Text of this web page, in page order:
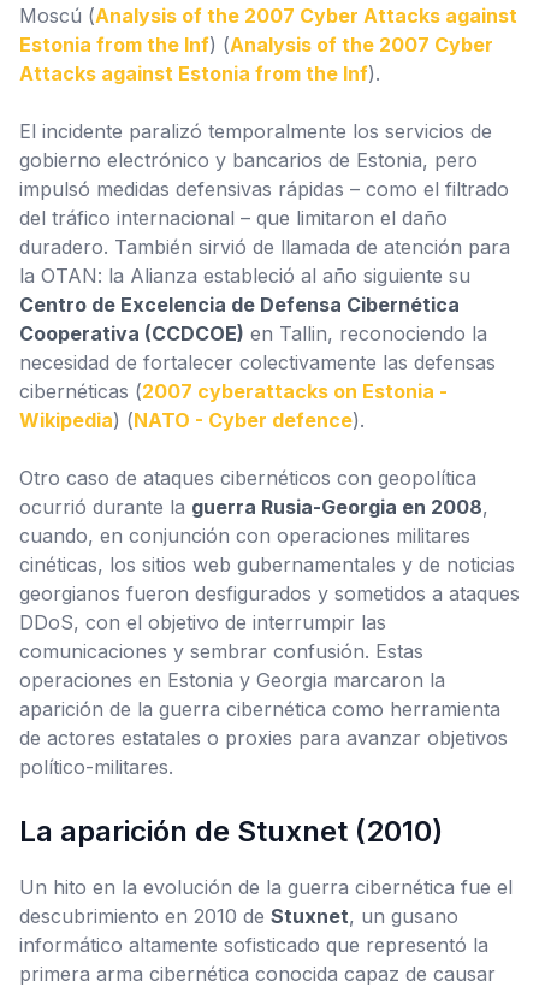
Moscú (Analysis of the 2007 Cyber Attacks against
Estonia from the Inf) (Analysis of the 2007 Cyber
Attacks against Estonia from the Inf).
El incidente paralizó temporalmente los servicios de
gobierno electrónico y bancarios de Estonia, pero
impulsó medidas defensivas rápidas – como el filtrado
del tráfico internacional – que limitaron el daño
duradero. También sirvió de llamada de atención para
la OTAN: la Alianza estableció al año siguiente su
Centro de Excelencia de Defensa Cibernética
Cooperativa (CCDCOE) en Tallin, reconociendo la
necesidad de fortalecer colectivamente las defensas
cibernéticas (2007 cyberattacks on Estonia -
Wikipedia) (NATO - Cyber defence).
Otro caso de ataques cibernéticos con geopolítica
ocurrió durante la guerra Rusia-Georgia en 2008,
cuando, en conjunción con operaciones militares
cinéticas, los sitios web gubernamentales y de noticias
georgianos fueron desfigurados y sometidos a ataques
DDoS, con el objetivo de interrumpir las
comunicaciones y sembrar confusión. Estas
operaciones en Estonia y Georgia marcaron la
aparición de la guerra cibernética como herramienta
de actores estatales o proxies para avanzar objetivos
político-militares.
La aparición de Stuxnet (2010)
Un hito en la evolución de la guerra cibernética fue el
descubrimiento en 2010 de Stuxnet, un gusano
informático altamente sofisticado que representó la
primera arma cibernética conocida capaz de causar